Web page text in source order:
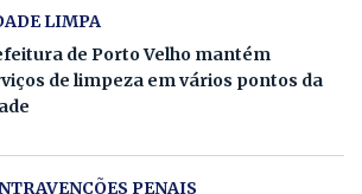
LIMPA
de Porto Velho mantém
de limpeza em vários pontos da
PENAIS